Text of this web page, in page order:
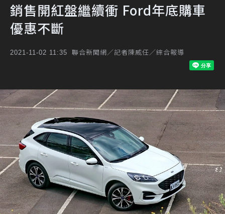
銷售開紅盤繼續衝 Ford年底購車
優惠不斷
2021-11-02 11:35 聯合新聞網／記者陳威任／綜合報導